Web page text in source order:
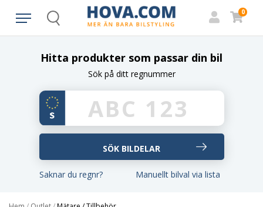
Search
0
Hitta produkter som passar din bil
Sök på ditt regnummer
Saknar du regnr? Manuellt bilval via lista